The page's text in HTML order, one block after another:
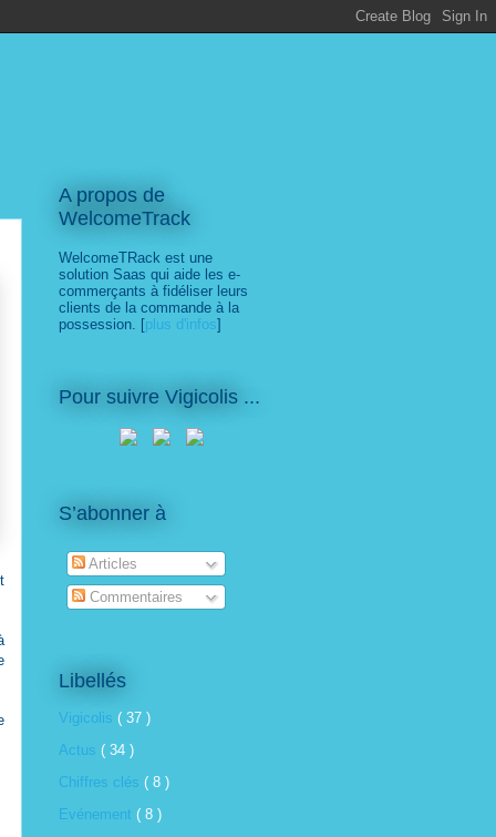
A propos de
WelcomeTrack
WelcomeTRack est une
solution Saas qui aide les e-
commerçants à fidéliser leurs
clients de la commande à la
possession. [plus d'infos]
Pour suivre Vigicolis ...
S’abonner à
Articles
Commentaires
Libellés
Vigicolis ( 37 )
Actus ( 34 )
Chiffres clés ( 8 )
Evénement ( 8 )